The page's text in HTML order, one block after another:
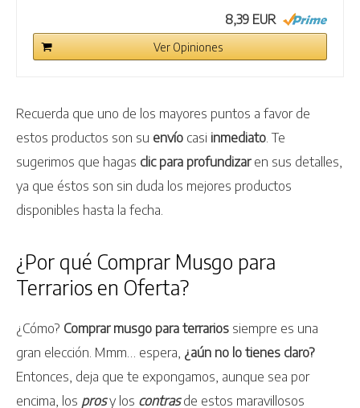
8,39 EUR
Ver Opiniones
Recuerda que uno de los mayores puntos a favor de
estos productos son su envío casi inmediato . Te
sugerimos que hagas clic para profundizaren sus detalles,
ya que éstos son sin duda los mejores productos
disponibles hasta la fecha.
¿Por qué Comprar Musgo para
Terrarios en Oferta?
¿Cómo? Comprar musgo para terrarios siempre es una
gran elección. Mmm… espera, ¿aún no lo tienes claro?
Entonces, deja que te expongamos, aunque sea por
encima, los prosy los contrasde estos maravillosos